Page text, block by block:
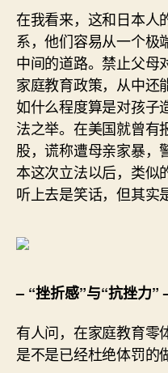
在我看来，这和日本人
系，他们容易从一个极
中间的道路。禁止父母
家庭教育政策，从中还
如什么程度算是对孩子
法之举。在美国就曾有
股，谎称遭母亲家暴，
本这次立法以后，类似
听上去是笑话，但其实
– “挫折感”与“抗挫力”
有人问，在家庭教育零
是不是已经杜绝体罚的